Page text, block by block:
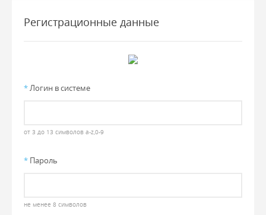
Регистрационные данные
*Логин в системе
от 3 до 13 символов a-z,0-9
* Пароль
не менее 8 символов